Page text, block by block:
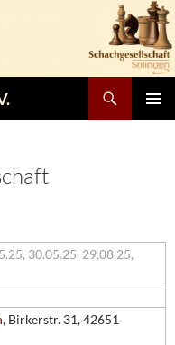
30.05.25, 29.08.25,
, Birkerstr. 31, 42651